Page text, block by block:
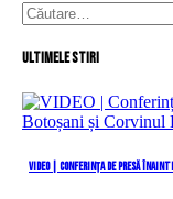
Caută
după:
Ultimele stiri
VIDEO | Conferința de presă